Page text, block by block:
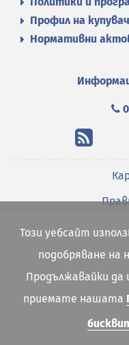
Профил на
Нормативни
Този уебсайт
подобряване на
Продължавайки да
приемате нашата